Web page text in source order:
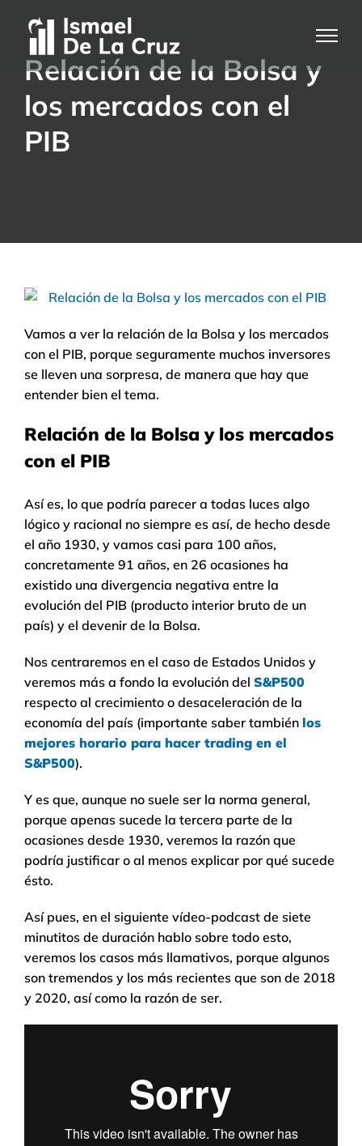
Relación de la Bolsa y
los mercados con el
PIB
Vamos a ver la relación de la Bolsa y los mercados
con el PIB, porque seguramente muchos inversores
se lleven una sorpresa, de manera que hay que
entender bien el tema.
Relación de la Bolsa y los mercados
con el PIB
Así es, lo que podría parecer a todas luces algo
lógico y racional no siempre es así, de hecho desde
el año 1930, y vamos casi para 100 años,
concretamente 91 años, en 26 ocasiones ha
existido una divergencia negativa entre la
evolución del PIB (producto interior bruto de un
país) y el devenir de la Bolsa.
Nos centraremos en el caso de Estados Unidos y
veremos más a fondo la evolución del S&P500
respecto al crecimiento o desaceleración de la
economía del país (importante saber también los
mejores horario para hacer trading en el
S&P500).
Y es que, aunque no suele ser la norma general,
porque apenas sucede la tercera parte de la
ocasiones desde 1930, veremos la razón que
podría justificar o al menos explicar por qué sucede
ésto.
Así pues, en el siguiente vídeo-podcast de siete
minutitos de duración hablo sobre todo esto,
veremos los casos más llamativos, porque algunos
son tremendos y los más recientes que son de 2018
y 2020, así como la razón de ser.